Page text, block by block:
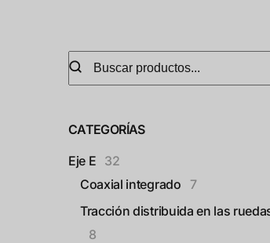
CATEGORÍAS
Eje E 32
Coaxial integrado
7
Tracción distribuida en las
8